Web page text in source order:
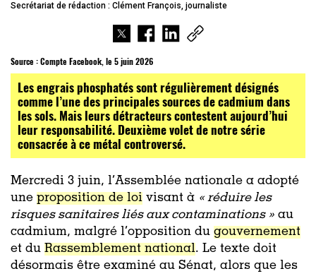
Secrétariat de rédaction : Clément François, journaliste
Source :Compte Facebook, le 5 juin 2026
Les engrais phosphatés sont régulièrement désignés
comme l’une des principales sources de cadmium dans
les sols. Mais leurs détracteurs contestent aujourd’hui
leur responsabilité. Deuxième volet de notre série
consacrée à ce métal controversé.
Mercredi 3 juin, l’Assemblée nationale a adopté
une proposition de loi visant à « réduire les
risques sanitaires liés aux contaminations » au
cadmium, malgré l’opposition du gouvernement
et du Rassemblement national. Le texte doit
désormais être examiné au Sénat, alors que les